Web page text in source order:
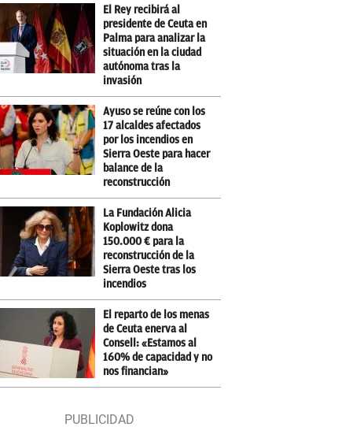
El Rey recibirá al
presidente de Ceuta en
Palma para analizar la
situación en la ciudad
autónoma tras la
invasión
Ayuso se reúne con los
17 alcaldes afectados
por los incendios en
Sierra Oeste para hacer
balance de la
reconstrucción
La Fundación Alicia
Koplowitz dona
150.000 € para la
reconstrucción de la
Sierra Oeste tras los
incendios
El reparto de los menas
de Ceuta enerva al
Consell: «Estamos al
160% de capacidad y no
nos financian»